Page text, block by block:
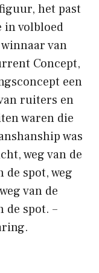
het past
in volbloed
van
Concept,
een
ruiters en
waren die
was
weg van de
de spot, weg
van de
de spot. –